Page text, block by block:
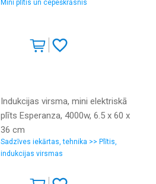
Mini plītis un cepeškrāsnis
Indukcijas virsma, mini elektriskā
plīts Esperanza, 4000w, 6.5 x 60 x
36 cm
Sadzīves iekārtas, tehnika >> Plītis,
indukcijas virsmas